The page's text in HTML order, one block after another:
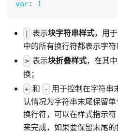
var: 1
表示块字符串样式，用
中的所有换行符都表示字符
> 表示块折叠样式，在其
换；
+ 和 - 用于控制在字符串
认情况为字符串末尾保留
换行符，可以在样式指示符
来完成，如果要保留末尾